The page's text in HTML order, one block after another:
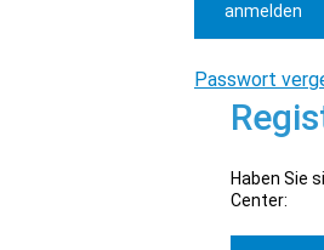
Passwort
anmelden
Haben Sie
Center: